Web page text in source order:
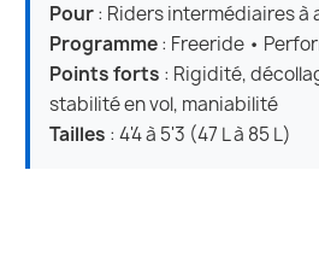
Pour: Riders intermédiaires à
Programme: Freeride •
Points forts : Rigidité,
stabilité en vol, maniabilité
Tailles : 4'4 à 5'3 (47 L à 85 L)